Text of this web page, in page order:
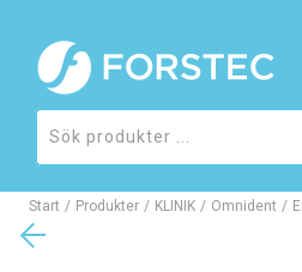
Start / Produkter / KLINIK / Omnident /